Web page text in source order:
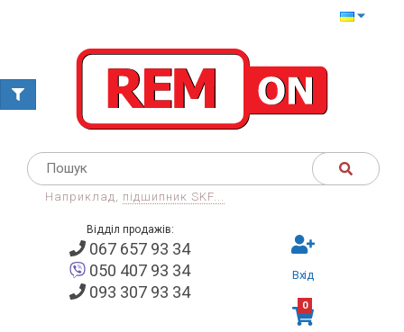
Наприклад, підшипник SKF...
Відділ продажів:
067 657 93 34
050 407 93 34
093 307 93 34
Вхід
0